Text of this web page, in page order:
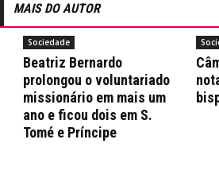
MAIS DO AUTOR
Sociedade
Beatriz Bernardo
prolongou o voluntariado
missionário em mais um
ano e ficou dois em S.
Tomé e Príncipe